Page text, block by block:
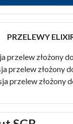
PRZELEWY
przelew złożony
przelew złożony
przelew złożony